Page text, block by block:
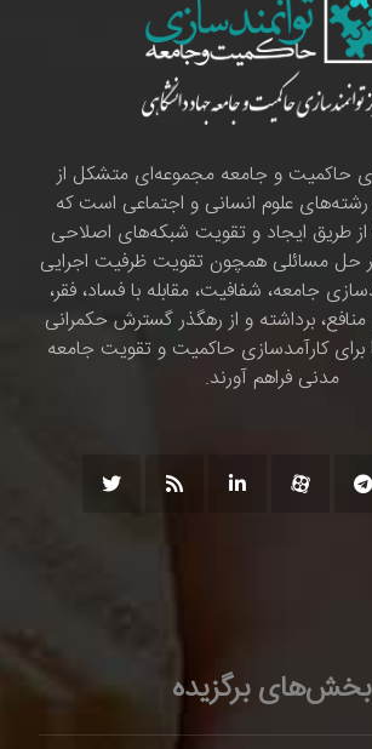
حاکمیت و جامعه مجموعه‌ای متشکل از
علوم انسانی و اجتماعی است که
طریق ایجاد و تقویت شبکه‌های اصلاحی
در حل مسائلی همچون تقویت ظرفیت اجرایی
جامعه، شفافیت، مقابله با فساد، فقر،
منافع، برداشته و از رهگذر گسترش حکمرانی
برای کارآمدسازی حاکمیت و تقویت جامعه
مدنی فراهم آورند.
بخش‌های برگزیده